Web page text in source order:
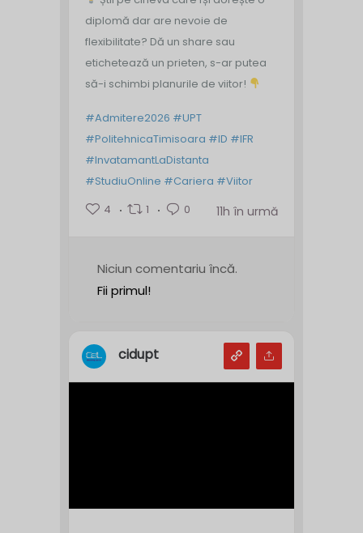
diplomă dar are nevoie de
flexibilitate? Dă un share sau
etichetează un prieten, s-ar putea
să-i schimbi planurile de viitor!
#Admitere2026 #UPT
#PolitehnicaTimisoara #ID #IFR
#InvatamantLaDistanta
#StudiuOnline #Cariera #Viitor
4
1 0 11h în urmă
Niciun comentariu încă.
Fii primul!
cidupt